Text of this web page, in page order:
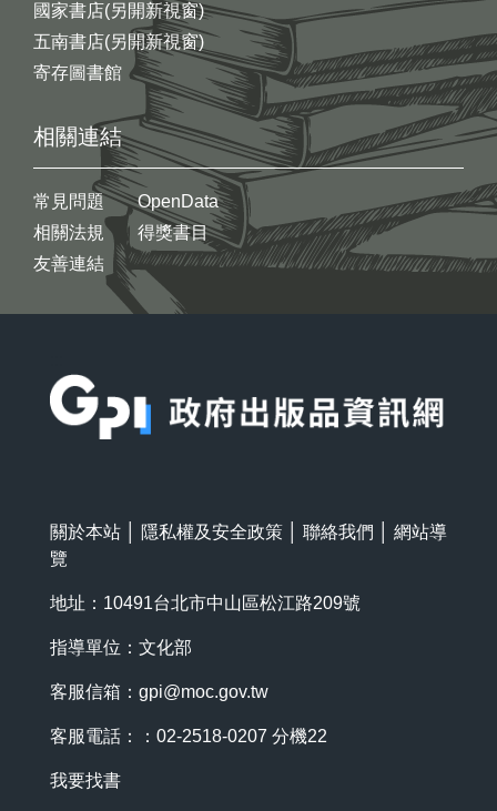
國家書店(另開新視窗)
五南書店(另開新視窗)
寄存圖書館
相關連結
常見問題
相關法規
友善連結
OpenData
得獎書目
關於本站 隱私權及安全政策 聯絡我們
網站導
覽
地址：10491台北市中山區松江路209號
指導單位：文化部
客服信箱： gpi@moc.gov.tw
客服電話：：02-2518-0207 分機22
我要找書